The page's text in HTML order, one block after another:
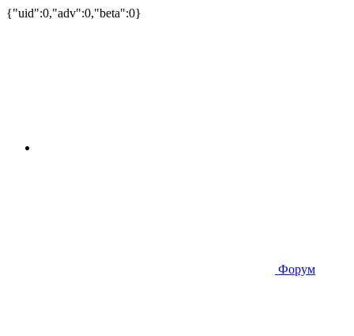
{"uid":0,"adv":0,"beta":0}
Форум